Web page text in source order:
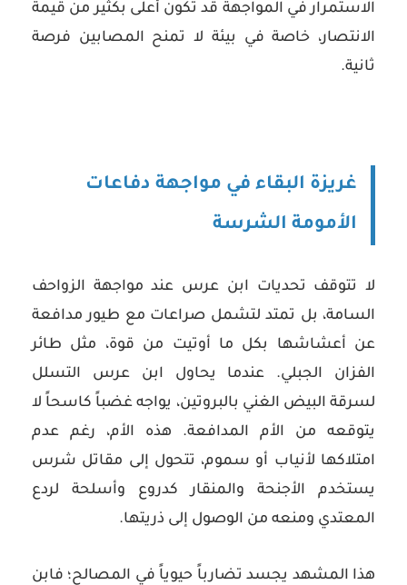
الاستمرار في المواجهة قد تكون أعلى بكثير من قيمة
الانتصار، خاصة في بيئة لا تمنح المصابين فرصة
ثانية.
غريزة البقاء في مواجهة دفاعات
الأمومة الشرسة
لا تتوقف تحديات ابن عرس عند مواجهة الزواحف
السامة، بل تمتد لتشمل صراعات مع طيور مدافعة
عن أعشاشها بكل ما أوتيت من قوة، مثل طائر
الفزان الجبلي. عندما يحاول ابن عرس التسلل
لسرقة البيض الغني بالبروتين، يواجه غضباً كاسحاً لا
يتوقعه من الأم المدافعة. هذه الأم، رغم عدم
امتلاكها لأنياب أو سموم، تتحول إلى مقاتل شرس
يستخدم الأجنحة والمنقار كدروع وأسلحة لردع
المعتدي ومنعه من الوصول إلى ذريتها.
هذا المشهد يجسد تضارباً حيوياً في المصالح؛ فابن